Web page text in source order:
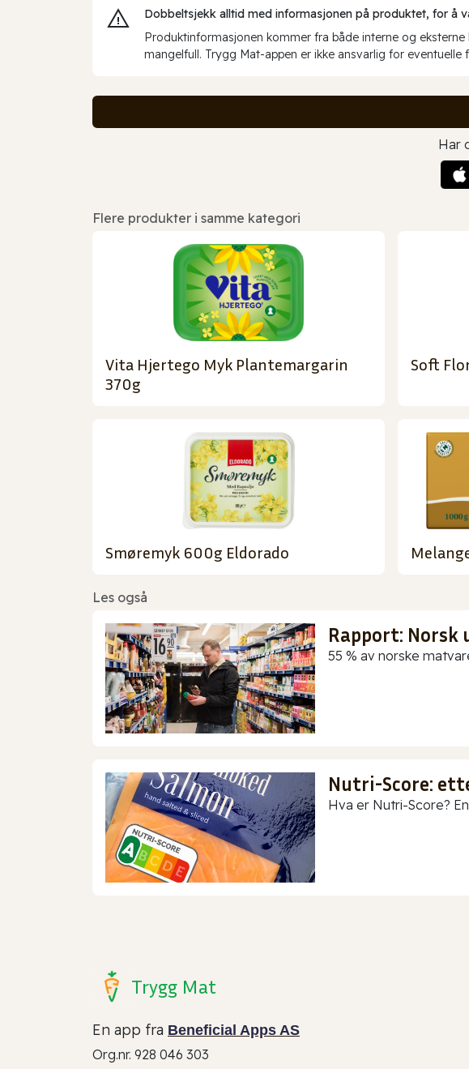
Dobbeltsjekk alltid med informasjonen på produktet, for å
Produktinformasjonen kommer fra både interne og
mangelfull. Trygg Mat-appen er ikke ansvarlig for eventuelle
Har
Flere produkter i samme kategori
Vita Hjertego Myk Plantemargarin
370g
Soft
Smøremyk 600g Eldorado
Les også
Rapport:
55 % av norske
Nutri-Score:
Hva er Nutri-Score?
Trygg Mat
En app fra Beneficial Apps AS
Org.nr. 928 046 303